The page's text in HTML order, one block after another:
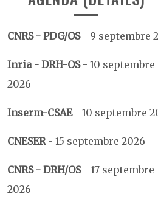
CNRS - PDG/OS- 9 septembre
Inria - DRH-OS- 10 septembre
2026
Inserm-CSAE- 10 septembre
CNESER- 15 septembre 2026
CNRS - DRH/OS- 17 septembre
2026